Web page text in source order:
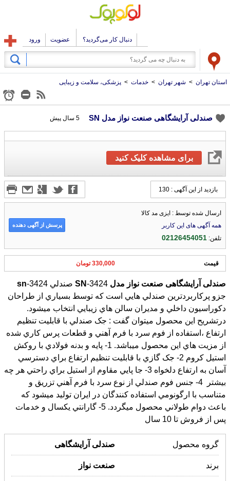
دنبال کار می‌گردید؟ عضویت ورود
استان تهران > شهر تهران > خدمات > پزشکی، سلامت و زیبایی
صندلی آرایشگاهی صنعت نواز مدل SN 5 سال پیش
برای مشاهده کلیک کنید
بازدید از این آگهی : 130
ارسال شده توسط : ایزی مد کالا
همه آگهی های این کاربر
تلفن:02126454051
پرسش از آگهی دهنده
قیمت 330,000 تومان
صندلی آرایشگاهی صنعت نواز مدل SN-3424 صندلي sn-3424
جزو پرکاربردترين صندلي هايي است که توسط بسياري از طراحان
دکوراسيون داخلي و مديران سالن هاي زيبايي انتخاب ميشود.
درتشريح اين محصول ميتوان گفت : جک صندلي با قابليت تنظيم
ارتفاع ،استفاده از فوم سرد با فرم آهني و قطعات پرس کاري شده
از مزيت هاي اين محصول ميباشد. 1- پايه و بدنه فولادي با روکش
استيل کروم 2- جک گازي با قابليت تنظيم ارتفاع براي دسترسي
آسان به ارتفاع دلخواه 3- جا پايي مقاوم از استيل براي راحتي هر چه
بيشتر 4- جنس فوم صندلي از نوع سرد با فرم آهني تزريق و
متناسب با ارگونومي استفاده کنندگان در ايران توليد ميشود که
باعث دوام طولاني محصول ميگردد. 5- گارانتي يکسال و خدمات
پس از فروش تا 10 سال
گروه محصول صندلی آرایشگاهی
برند صنعت نواز